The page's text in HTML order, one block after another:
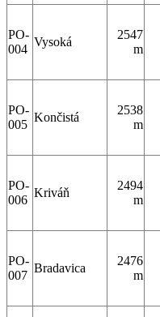
PO-
004
Vysoká
2547
m
PO-
005
Končistá
2538
m
PO-
006
Kriváň
2494
m
PO-
007
Bradavica
2476
m